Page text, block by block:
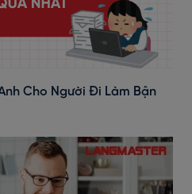
Cho Người Đi Làm Bận